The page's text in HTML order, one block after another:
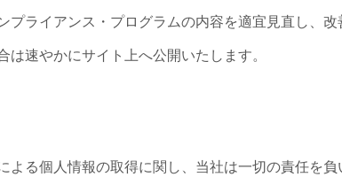
プライアンス・プログラムの内容を適宜見直し、改
は速やかにサイト上へ公開いたします。
よる個人情報の取得に関し、当社は一切の責任を負